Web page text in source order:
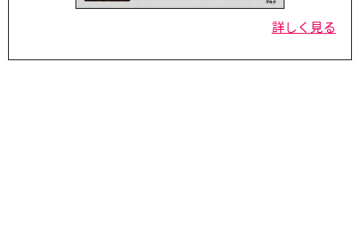
詳しく見る